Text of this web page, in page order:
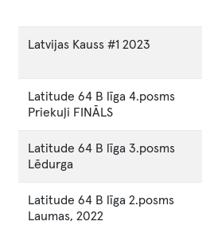
Latvijas Kauss #1 2023
Latitude 64 B līga 4.posms
Priekuļi FINĀLS
Latitude 64 B līga 3.posms
Lēdurga
Latitude 64 B līga 2.posms
Laumas, 2022